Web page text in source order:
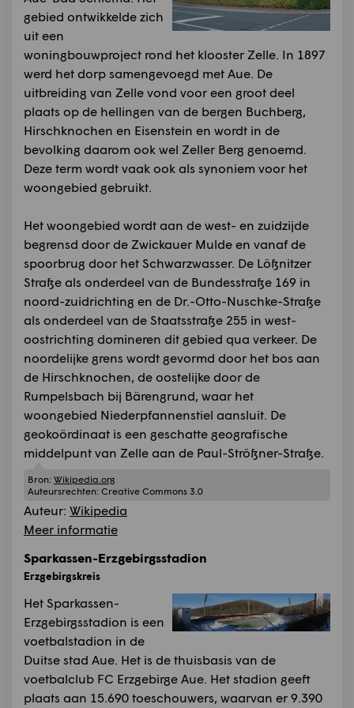
gebied ontwikkelde zich
uit een
woningbouwproject rond het klooster Zelle. In 1897
werd het dorp samengevoegd met Aue. De
uitbreiding van Zelle vond voor een groot deel
plaats op de hellingen van de bergen Buchberg,
Hirschknochen en Eisenstein en wordt in de
bevolking daarom ook wel Zeller Berg genoemd.
Deze term wordt vaak ook als synoniem voor het
woongebied gebruikt.
Het woongebied wordt aan de west- en zuidzijde
begrensd door de Zwickauer Mulde en vanaf de
spoorbrug door het Schwarzwasser. De Lößnitzer
Straße als onderdeel van de Bundesstraße 169 in
noord-zuidrichting en de Dr.-Otto-Nuschke-Straße
als onderdeel van de Staatsstraße 255 in west-
oostrichting domineren dit gebied qua verkeer. De
noordelijke grens wordt gevormd door het bos aan
de Hirschknochen, de oostelijke door de
Rumpelsbach bij Bärengrund, waar het
woongebied Niederpfannenstiel aansluit. De
geokoördinaat is een geschatte geografische
middelpunt van Zelle aan de Paul-Strößner-Straße.
Bron: Wikipedia.org
Auteursrechten: Creative Commons 3.0
Auteur: Wikipedia
Meer informatie
Sparkassen-Erzgebirgsstadion
Erzgebirgskreis
Het Sparkassen-
Erzgebirgsstadion is een
voetbalstadion in de
Duitse stad Aue. Het is de thuisbasis van de
voetbalclub FC Erzgebirge Aue. Het stadion geeft
plaats aan 15.690 toeschouwers, waarvan er 9.390